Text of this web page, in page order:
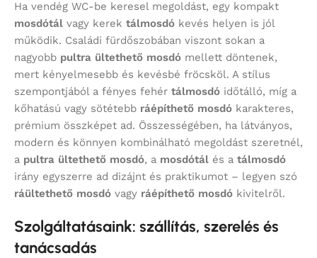
Ha vendég WC-be keresel megoldást, egy kompakt
mosdótál vagy kerek tálmosdó kevés helyen is jól
működik. Családi fürdőszobában viszont sokan a
nagyobb pultra ültethető mosdó mellett döntenek,
mert kényelmesebb és kevésbé fröcsköl. A stílus
szempontjából a fényes fehér tálmosdó időtálló, míg a
kőhatású vagy sötétebb ráépíthető mosdó karakteres,
prémium összképet ad. Összességében, ha látványos,
modern és könnyen kombinálható megoldást szeretnél,
a pultra ültethető mosdó, a mosdótál és a tálmosdó
irány egyszerre ad dizájnt és praktikumot – legyen szó
ráültethető mosdó vagy ráépíthető mosdó kivitelről.
Szolgáltatásaink: szállítás, szerelés és
tanácsadás